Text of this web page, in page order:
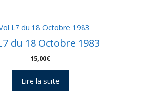
du 18 Octobre 1983
15,00€
Lire la suite